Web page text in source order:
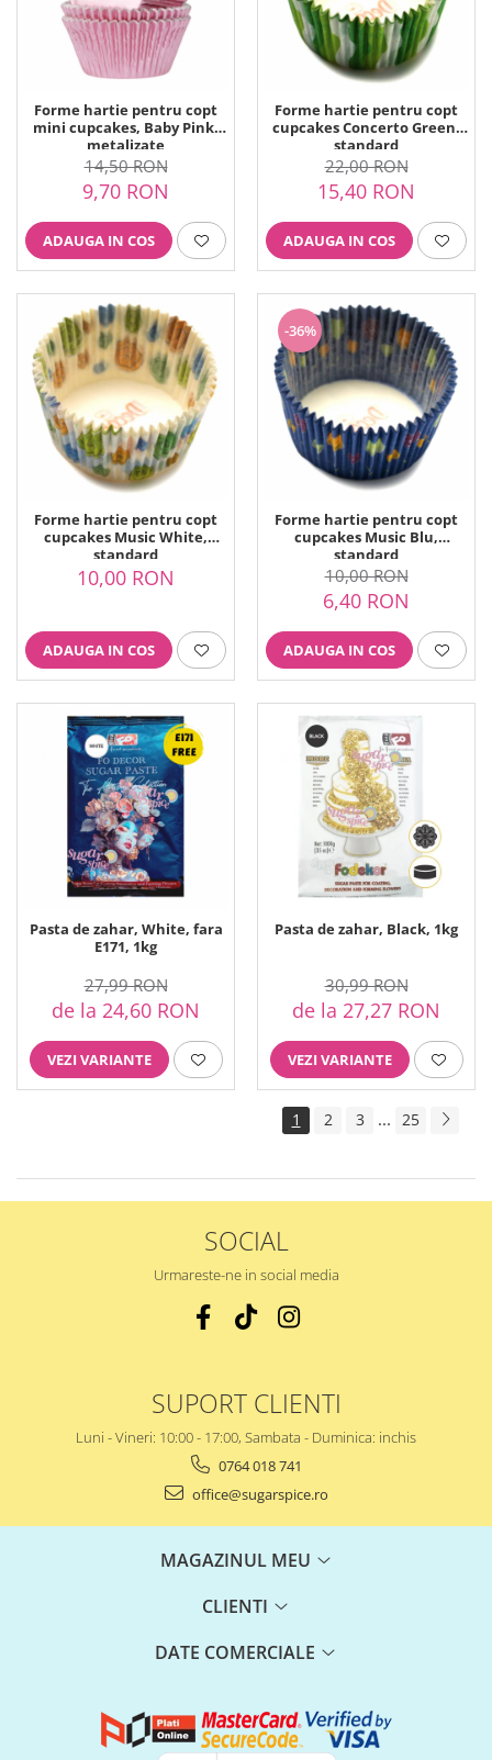
Forme hartie pentru copt
mini cupcakes, Baby Pink,
metalizate
14,50 RON
9,70 RON
ADAUGA IN COS
Forme hartie pentru copt
cupcakes Concerto Green,
standard
22,00 RON
15,40 RON
ADAUGA IN COS
Forme hartie pentru copt
cupcakes Music White,
standard
10,00 RON
ADAUGA IN COS
-36%
Forme hartie pentru copt
cupcakes Music Blu,
standard
10,00 RON
6,40 RON
ADAUGA IN COS
Pasta de zahar, White, fara
E171, 1kg
27,99 RON
de la 24,60 RON
VEZI VARIANTE
Pasta de zahar, Black, 1kg
30,99 RON
de la 27,27 RON
VEZI VARIANTE
1 2 3 ... 25
SOCIAL
Urmareste-ne in social media
SUPORT CLIENTI
Luni - Vineri: 10:00 - 17:00, Sambata - Duminica: inchis
0764 018 741
office@sugarspice.ro
MAGAZINUL MEU
CLIENTI
DATE COMERCIALE